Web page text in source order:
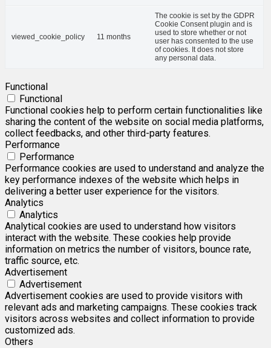
viewed_cookie_policy 11 months
The cookie is set by the GDPR
Cookie Consent plugin and is
used to store whether or not
user has consented to the use
of cookies. It does not store
any personal data.
Functional
Functional
Functional cookies help to perform certain functionalities like
sharing the content of the website on social media platforms,
collect feedbacks, and other third-party features.
Performance
Performance
Performance cookies are used to understand and analyze the
key performance indexes of the website which helps in
delivering a better user experience for the visitors.
Analytics
Analytics
Analytical cookies are used to understand how visitors
interact with the website. These cookies help provide
information on metrics the number of visitors, bounce rate,
traffic source, etc.
Advertisement
Advertisement
Advertisement cookies are used to provide visitors with
relevant ads and marketing campaigns. These cookies track
visitors across websites and collect information to provide
customized ads.
Others